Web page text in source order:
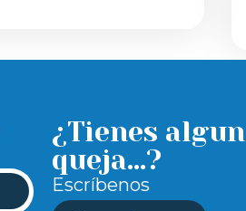
¿Tienes
queja...?
Escríbenos